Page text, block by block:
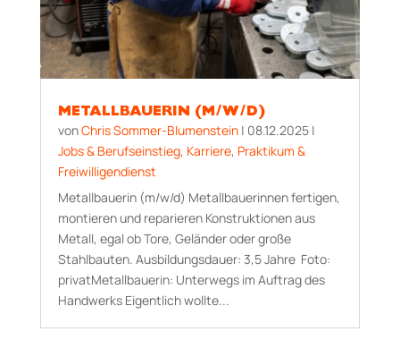
METALLBAUERIN (M/W/D)
vonChris Sommer-Blumenstein| 08.12.2025|
Jobs & Berufseinstieg, Karriere, Praktikum &
Freiwilligendienst
Metallbauerin (m/w/d) Metallbauerinnen fertigen,
montieren und reparieren Konstruktionen aus
Metall, egal ob Tore, Geländer oder große
Stahlbauten. Aus­bildungs­dauer: 3,5 Jahre Foto:
privatMetallbauerin: Unterwegs im Auftrag des
Handwerks Eigentlich wollte...